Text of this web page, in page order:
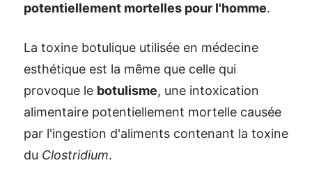
potentiellement mortelles pour l'homme.
La toxine botulique utilisée en médecine
esthétique est la même que celle qui
provoque le botulisme, une intoxication
alimentaire potentiellement mortelle causée
par l'ingestion d'aliments contenant la toxine
du Clostridium.